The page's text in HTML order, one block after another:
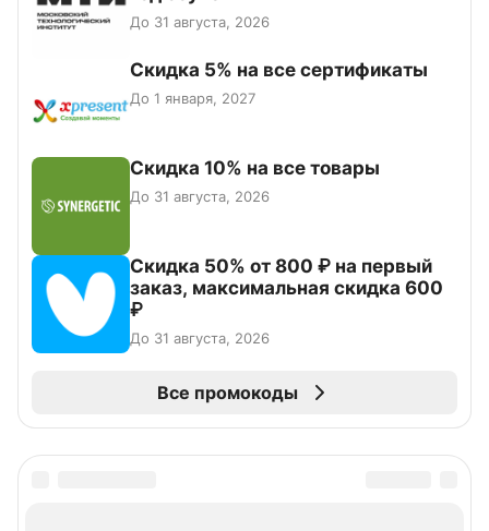
До 31 августа, 2026
Скидка 5% на все сертификаты
До 1 января, 2027
Скидка 10% на все товары
До 31 августа, 2026
Скидка 50% от 800 ₽ на первый
заказ, максимальная скидка 600
₽
До 31 августа, 2026
Все промокоды